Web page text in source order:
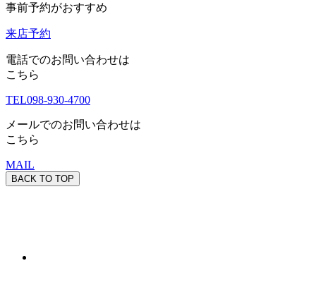
事前予約がおすすめ
来店予約
電話でのお問い合わせは
こちら
TEL098-930-4700
メールでのお問い合わせは
こちら
MAIL
BACK TO TOP